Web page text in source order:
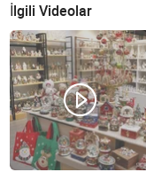
İlgili Videolar